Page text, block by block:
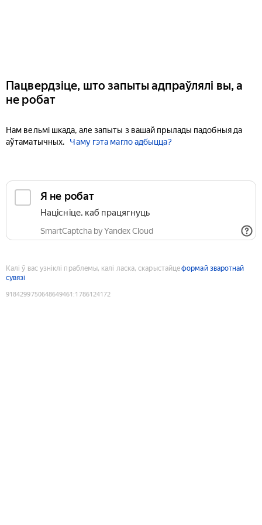
Пацвердзіце, што запыты адпраўлялі вы, а
не робат
Нам вельмі шкада, але запыты з вашай прылады падобныя да
аўтаматычных.
Чаму гэта магло адбыцца?
Я не робат
Націсніце, каб працягнуць
SmartCaptcha by Yandex Cloud
Калі ў вас узніклі праблемы, калі ласка, скарыстайцеформай зваротнай
сувязі
9184299750648649461 :1786124172